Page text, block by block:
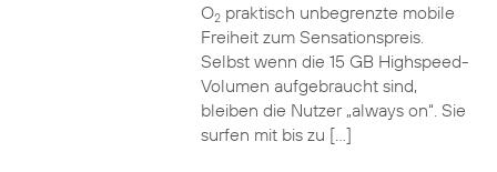
O2praktisch unbegrenzte mobile
Freiheit zum Sensationspreis.
Selbst wenn die 15 GB Highspeed-
Volumen aufgebraucht sind,
bleiben die Nutzer „always on“. Sie
surfen mit bis zu […]